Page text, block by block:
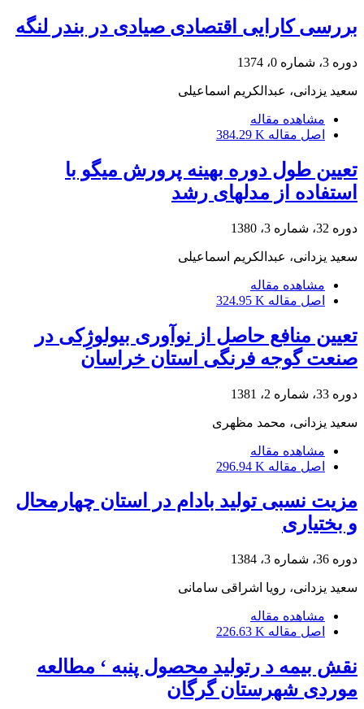
بررسی کارایی اقتصادی صیادی در بندر لنگه
دوره 3، شماره 0، 1374
سعید یزدانی، عبدالکریم اسماعیلی
مشاهده مقاله
اصل مقاله 384.29 K
تعیین طول دوره بهینه پرورش میگو با
استفاده از مدلهای رشد
دوره 32، شماره 3، 1380
سعید یزدانی، عبدالکریم اسماعیلی
مشاهده مقاله
اصل مقاله 324.95 K
تعیین منافع حاصل از نوآوری بیولوژِکی در
صنعت گوجه فرنگی استان خراسان
دوره 33، شماره 2، 1381
سعید یزدانی، محمد مظهری
مشاهده مقاله
اصل مقاله 296.94 K
مزیت نسبی تولید بادام در استان چهارمحال‌
و بختیاری
دوره 36، شماره 3، 1384
سعید یزدانی، رویا اشراقی سامانی
مشاهده مقاله
اصل مقاله 226.63 K
نقش بیمه د رتولید محصول پنبه ‘ مطالعه
موردی شهرستان گرگان